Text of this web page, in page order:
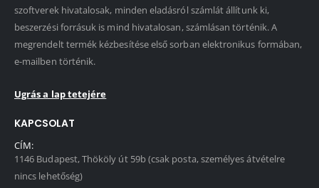
szoftverek hivatalosak, minden eladásról számlát állítunk ki,
beszerzési forrásuk is mind hivatalosan, számlásan történik. A
megrendelt termék kézbesítése első sorban elektronikus formában,
e-mailben történik.
Ugrás a lap tetejére
KAPCSOLAT
CÍM:
1146 Budapest, Thököly út 59b (csak posta, személyes átvételre
nincs lehetőség)